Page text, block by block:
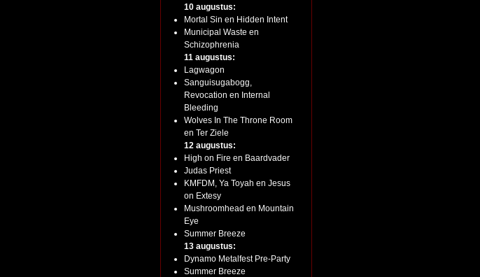
10 augustus:
Mortal Sin en Hidden Intent
Municipal Waste en
Schizophrenia
11 augustus:
Lagwagon
Sanguisugabogg,
Revocation en Internal
Bleeding
Wolves In The Throne Room
en Ter Ziele
12 augustus:
High on Fire en Baardvader
Judas Priest
KMFDM, Ya Toyah en Jesus
on Extesy
Mushroomhead en Mountain
Eye
Summer Breeze
13 augustus:
Dynamo Metalfest Pre-Party
Summer Breeze